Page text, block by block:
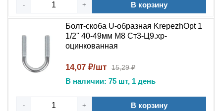
- + В корзину
Болт-скоба U-образная KrepezhOpt 1
1/2'' 40-49мм M8 Ст3-Ц9.хр-
оцинкованная
14,07 ₽/шт 15,29 ₽
В наличии: 75 шт, 1 день
- + В корзину